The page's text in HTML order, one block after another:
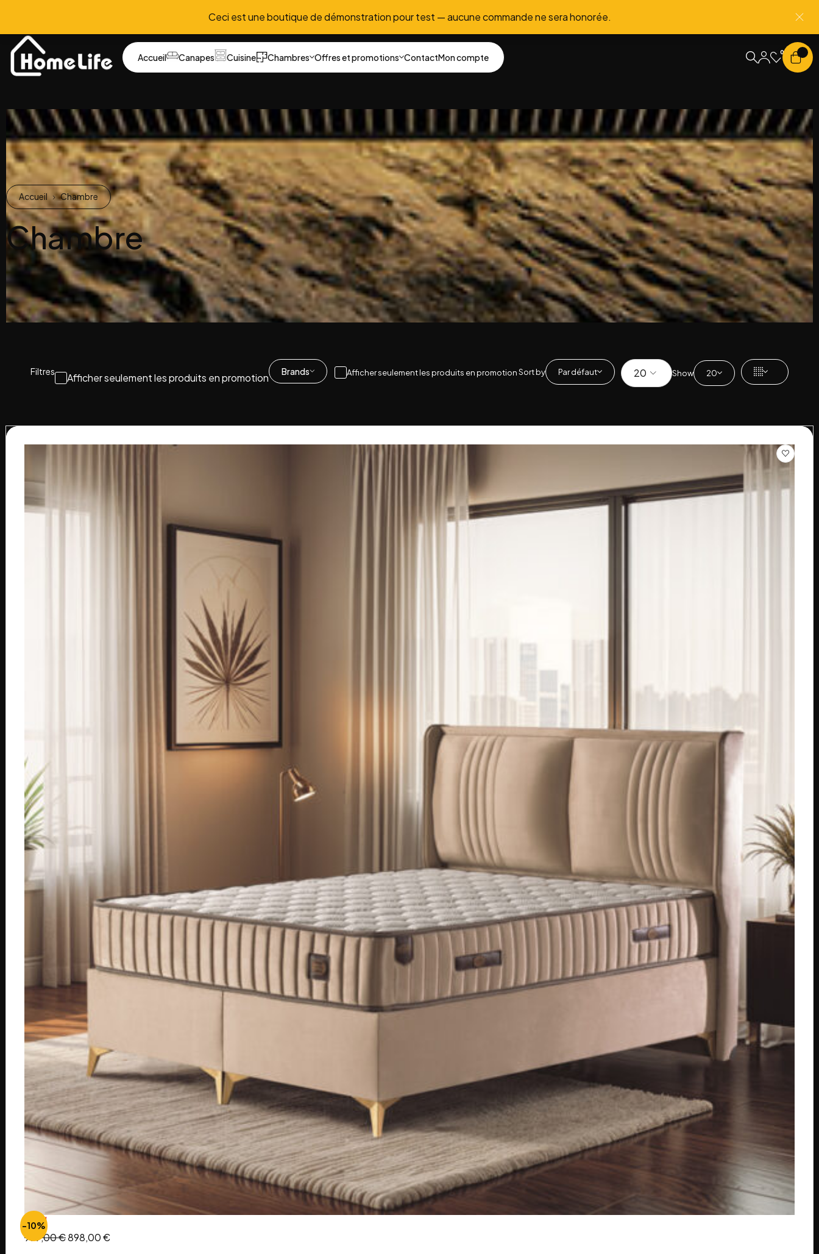
Ceci est une boutique de démonstration pour test — aucune commande ne sera honorée.
Accueil Canapes Cuisine Chambres Offres et promotions ContactMon compte 0
Accueil Chambre
Chambre
Filtres Afficher seulement les produits en promotion Brands Afficher seulement les produits en promotionSort by Par défaut Show 20
-10%
ALVIN
999,00€898,00€